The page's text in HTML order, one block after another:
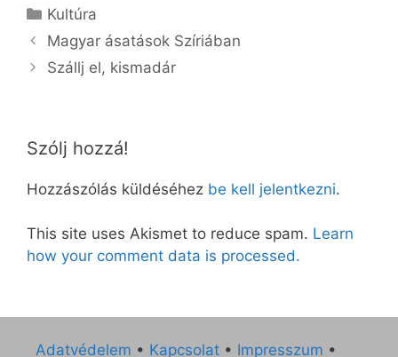
Kategória
Kultúra
Magyar ásatások Szíriában
Szállj el, kismadár
Szólj hozzá!
Hozzászólás küldéséhez be kell jelentkezni.
This site uses Akismet to reduce spam. Learn
how your comment data is processed.
Adatvédelem • Kapcsolat • Impresszum •